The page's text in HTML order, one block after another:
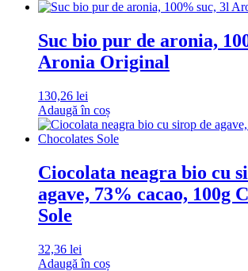
Suc bio pur de aronia,
Aronia Original
130,26 lei
Adaugă în coș
Ciocolata neagra bio cu
agave, 73% cacao, 100g
Sole
32,36 lei
Adaugă în coș